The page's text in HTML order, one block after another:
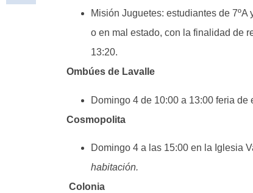
Misión Juguetes: estudiantes de
o en mal estado, con la finalidad de
13:20.
Ombúes de Lavalle
Domingo 4 de 10:00 a 13:00 feria
Cosmopolita
Domingo 4 a las 15:00 en la Iglesia
habitación.
Colonia